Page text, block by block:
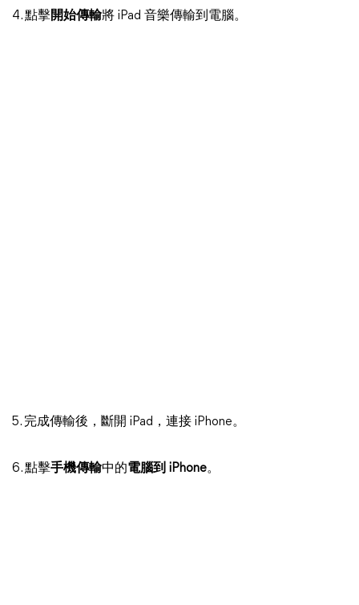
4. 點擊開始傳輸將 iPad 音樂傳輸到電腦。
5. 完成傳輸後，斷開 iPad，連接 iPhone。
6. 點擊手機傳輸中的電腦到 iPhone。